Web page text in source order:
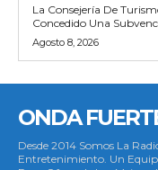
La Consejería De
Concedido Una
Agosto 8, 2026
ONDA
Desde 2014 Somos La
Entretenimiento. Un